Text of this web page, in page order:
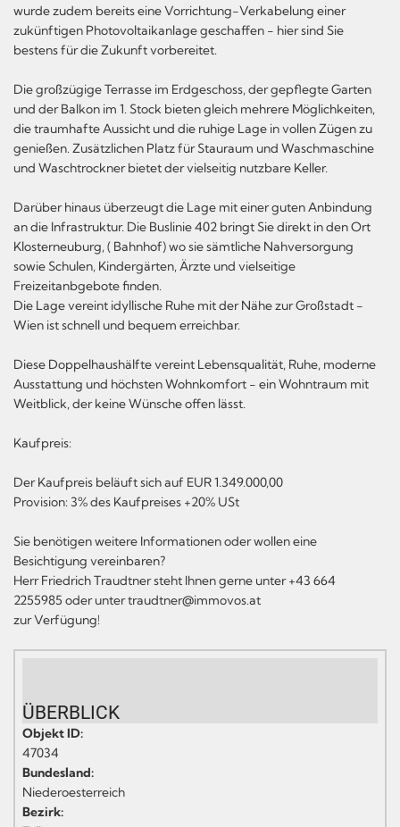
wurde zudem bereits eine Vorrichtung-Verkabelung einer
zukünftigen Photovoltaikanlage geschaffen - hier sind Sie
bestens für die Zukunft vorbereitet.
Die großzügige Terrasse im Erdgeschoss, der gepflegte Garten
und der Balkon im 1. Stock bieten gleich mehrere Möglichkeiten,
die traumhafte Aussicht und die ruhige Lage in vollen Zügen zu
genießen. Zusätzlichen Platz für Stauraum und Waschmaschine
und Waschtrockner bietet der vielseitig nutzbare Keller.
Darüber hinaus überzeugt die Lage mit einer guten Anbindung
an die Infrastruktur. Die Buslinie 402 bringt Sie direkt in den Ort
Klosterneuburg, ( Bahnhof) wo sie sämtliche Nahversorgung
sowie Schulen, Kindergärten, Ärzte und vielseitige
Freizeitanbgebote finden.
Die Lage vereint idyllische Ruhe mit der Nähe zur Großstadt -
Wien ist schnell und bequem erreichbar.
Diese Doppelhaushälfte vereint Lebensqualität, Ruhe, moderne
Ausstattung und höchsten Wohnkomfort - ein Wohntraum mit
Weitblick, der keine Wünsche offen lässt.
Kaufpreis:
Der Kaufpreis beläuft sich auf EUR 1.349.000,00
Provision: 3% des Kaufpreises +20% USt
Sie benötigen weitere Informationen oder wollen eine
Besichtigung vereinbaren?
Herr Friedrich Traudtner steht Ihnen gerne unter +43 664
2255985 oder unter traudtner@immovos.at
zur Verfügung!
ÜBERBLICK
Objekt ID:
47034
Bundesland:
Niederoesterreich
Bezirk: